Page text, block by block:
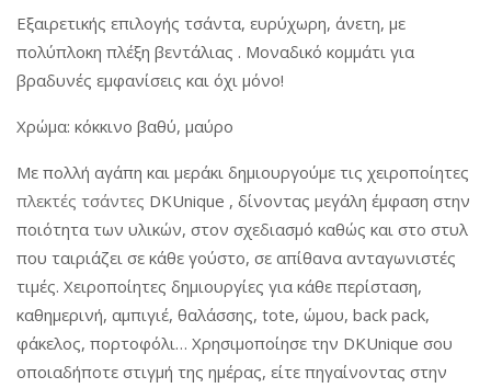
Εξαιρετικής επιλογής τσάντα, ευρύχωρη, άνετη, με
πολύπλοκη πλέξη βεντάλιας . Μοναδικό κομμάτι για
βραδυνές εμφανίσεις και όχι μόνο!
Χρώμα: κόκκινο βαθύ, μαύρο
Με πολλή αγάπη και μεράκι δημιουργούμε τις χειροποίητες
πλεκτές τσάντες DKUnique , δίνοντας μεγάλη έμφαση στην
ποιότητα των υλικών, στον σχεδιασμό καθώς και στο στυλ
που ταιριάζει σε κάθε γούστο, σε απίθανα ανταγωνιστές
τιμές. Χειροποίητες δημιουργίες για κάθε περίσταση,
καθημερινή, αμπιγιέ, θαλάσσης, tote, ώμου, back pack,
φάκελος, πορτοφόλι… Χρησιμοποίησε την DKUnique σου
οποιαδήποτε στιγμή της ημέρας, είτε πηγαίνοντας στην